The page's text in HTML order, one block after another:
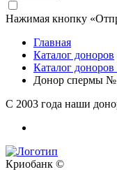
Нажимая кнопку
Главная
Каталог доноров
Каталог
Донор спермы
C 2003 года наши
Криобанк ©